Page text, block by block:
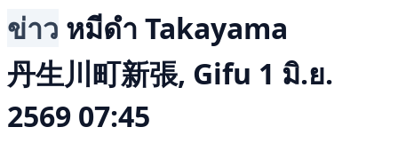
ข่าว หมีดำ Takayama
丹生川町新張, Gifu 1 มิ.ย.
2569 07:45